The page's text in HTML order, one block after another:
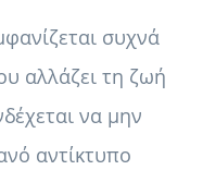
συχνά
αλλάζει τη ζωή
να μην
αντίκτυπο